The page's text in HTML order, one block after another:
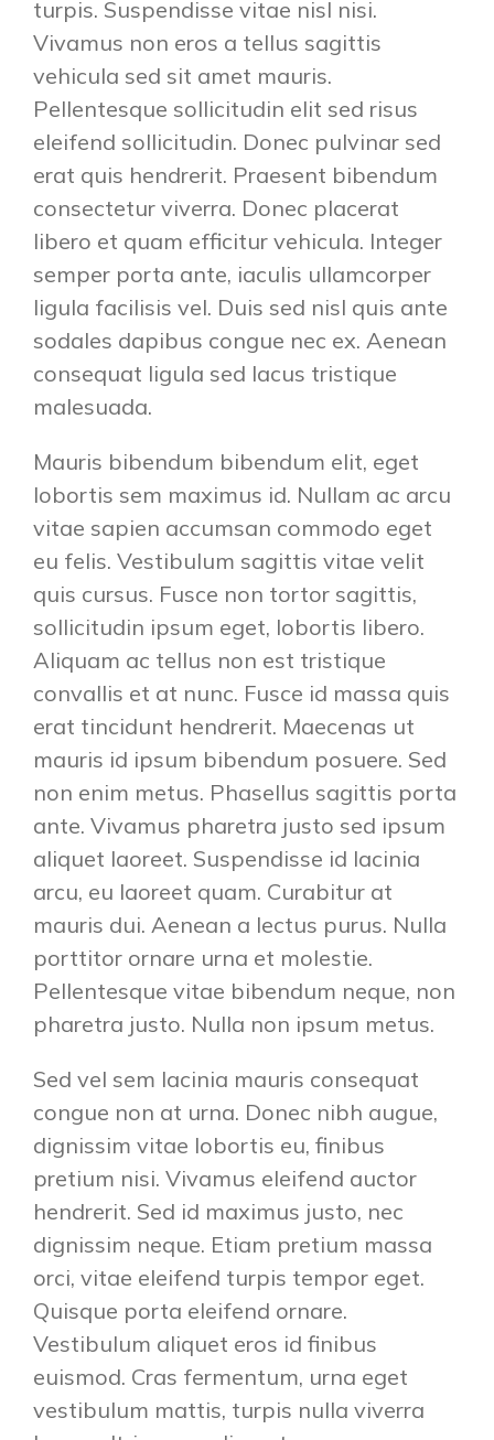
turpis. Suspendisse vitae nisl nisi.
Vivamus non eros a tellus sagittis
vehicula sed sit amet mauris.
Pellentesque sollicitudin elit sed risus
eleifend sollicitudin. Donec pulvinar sed
erat quis hendrerit. Praesent bibendum
consectetur viverra. Donec placerat
libero et quam efficitur vehicula. Integer
semper porta ante, iaculis ullamcorper
ligula facilisis vel. Duis sed nisl quis ante
sodales dapibus congue nec ex. Aenean
consequat ligula sed lacus tristique
malesuada.
Mauris bibendum bibendum elit, eget
lobortis sem maximus id. Nullam ac arcu
vitae sapien accumsan commodo eget
eu felis. Vestibulum sagittis vitae velit
quis cursus. Fusce non tortor sagittis,
sollicitudin ipsum eget, lobortis libero.
Aliquam ac tellus non est tristique
convallis et at nunc. Fusce id massa quis
erat tincidunt hendrerit. Maecenas ut
mauris id ipsum bibendum posuere. Sed
non enim metus. Phasellus sagittis porta
ante. Vivamus pharetra justo sed ipsum
aliquet laoreet. Suspendisse id lacinia
arcu, eu laoreet quam. Curabitur at
mauris dui. Aenean a lectus purus. Nulla
porttitor ornare urna et molestie.
Pellentesque vitae bibendum neque, non
pharetra justo. Nulla non ipsum metus.
Sed vel sem lacinia mauris consequat
congue non at urna. Donec nibh augue,
dignissim vitae lobortis eu, finibus
pretium nisi. Vivamus eleifend auctor
hendrerit. Sed id maximus justo, nec
dignissim neque. Etiam pretium massa
orci, vitae eleifend turpis tempor eget.
Quisque porta eleifend ornare.
Vestibulum aliquet eros id finibus
euismod. Cras fermentum, urna eget
vestibulum mattis, turpis nulla viverra